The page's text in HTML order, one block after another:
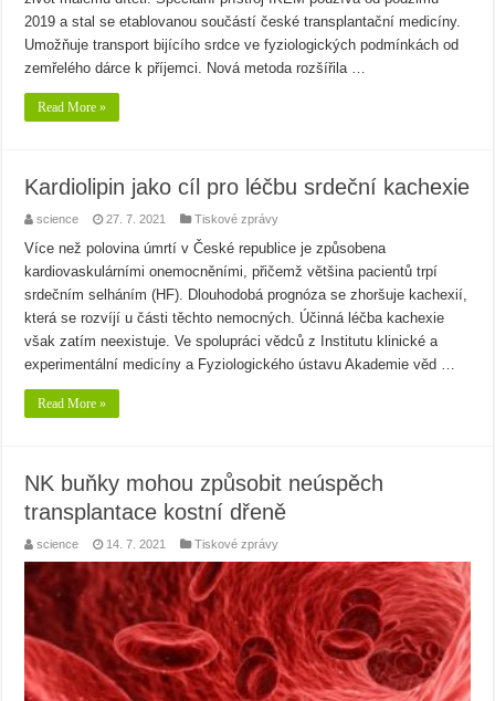
2019 a stal se etablovanou součástí české transplantační medicíny.
Umožňuje transport bijícího srdce ve fyziologických podmínkách od
zemřelého dárce k příjemci. Nová metoda rozšířila …
Read More »
Kardiolipin jako cíl pro léčbu srdeční kachexie
science 27. 7. 2021 Tiskové zprávy
Více než polovina úmrtí v České republice je způsobena
kardiovaskulárními onemocněními, přičemž většina pacientů trpí
srdečním selháním (HF). Dlouhodobá prognóza se zhoršuje kachexií,
která se rozvíjí u části těchto nemocných. Účinná léčba kachexie
však zatím neexistuje. Ve spolupráci vědců z Institutu klinické a
experimentální medicíny a Fyziologického ústavu Akademie věd …
Read More »
NK buňky mohou způsobit neúspěch
transplantace kostní dřeně
science 14. 7. 2021 Tiskové zprávy